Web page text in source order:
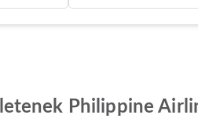
Philippine